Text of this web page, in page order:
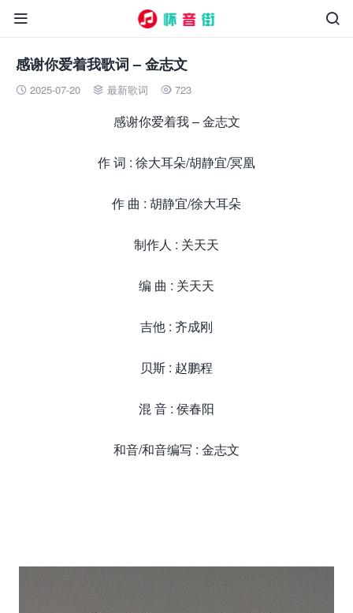


感谢你爱着我歌词 – 金志文
 2025-07-20  最新歌词  723
感谢你爱着我 – 金志文
作 词 : 徐大耳朵/胡静宜/冥凰
作 曲 : 胡静宜/徐大耳朵
制作人 : 关天天
编 曲 : 关天天
吉他 : 齐成刚
贝斯 : 赵鹏程
混 音 : 侯春阳
和音/和音编写 : 金志文